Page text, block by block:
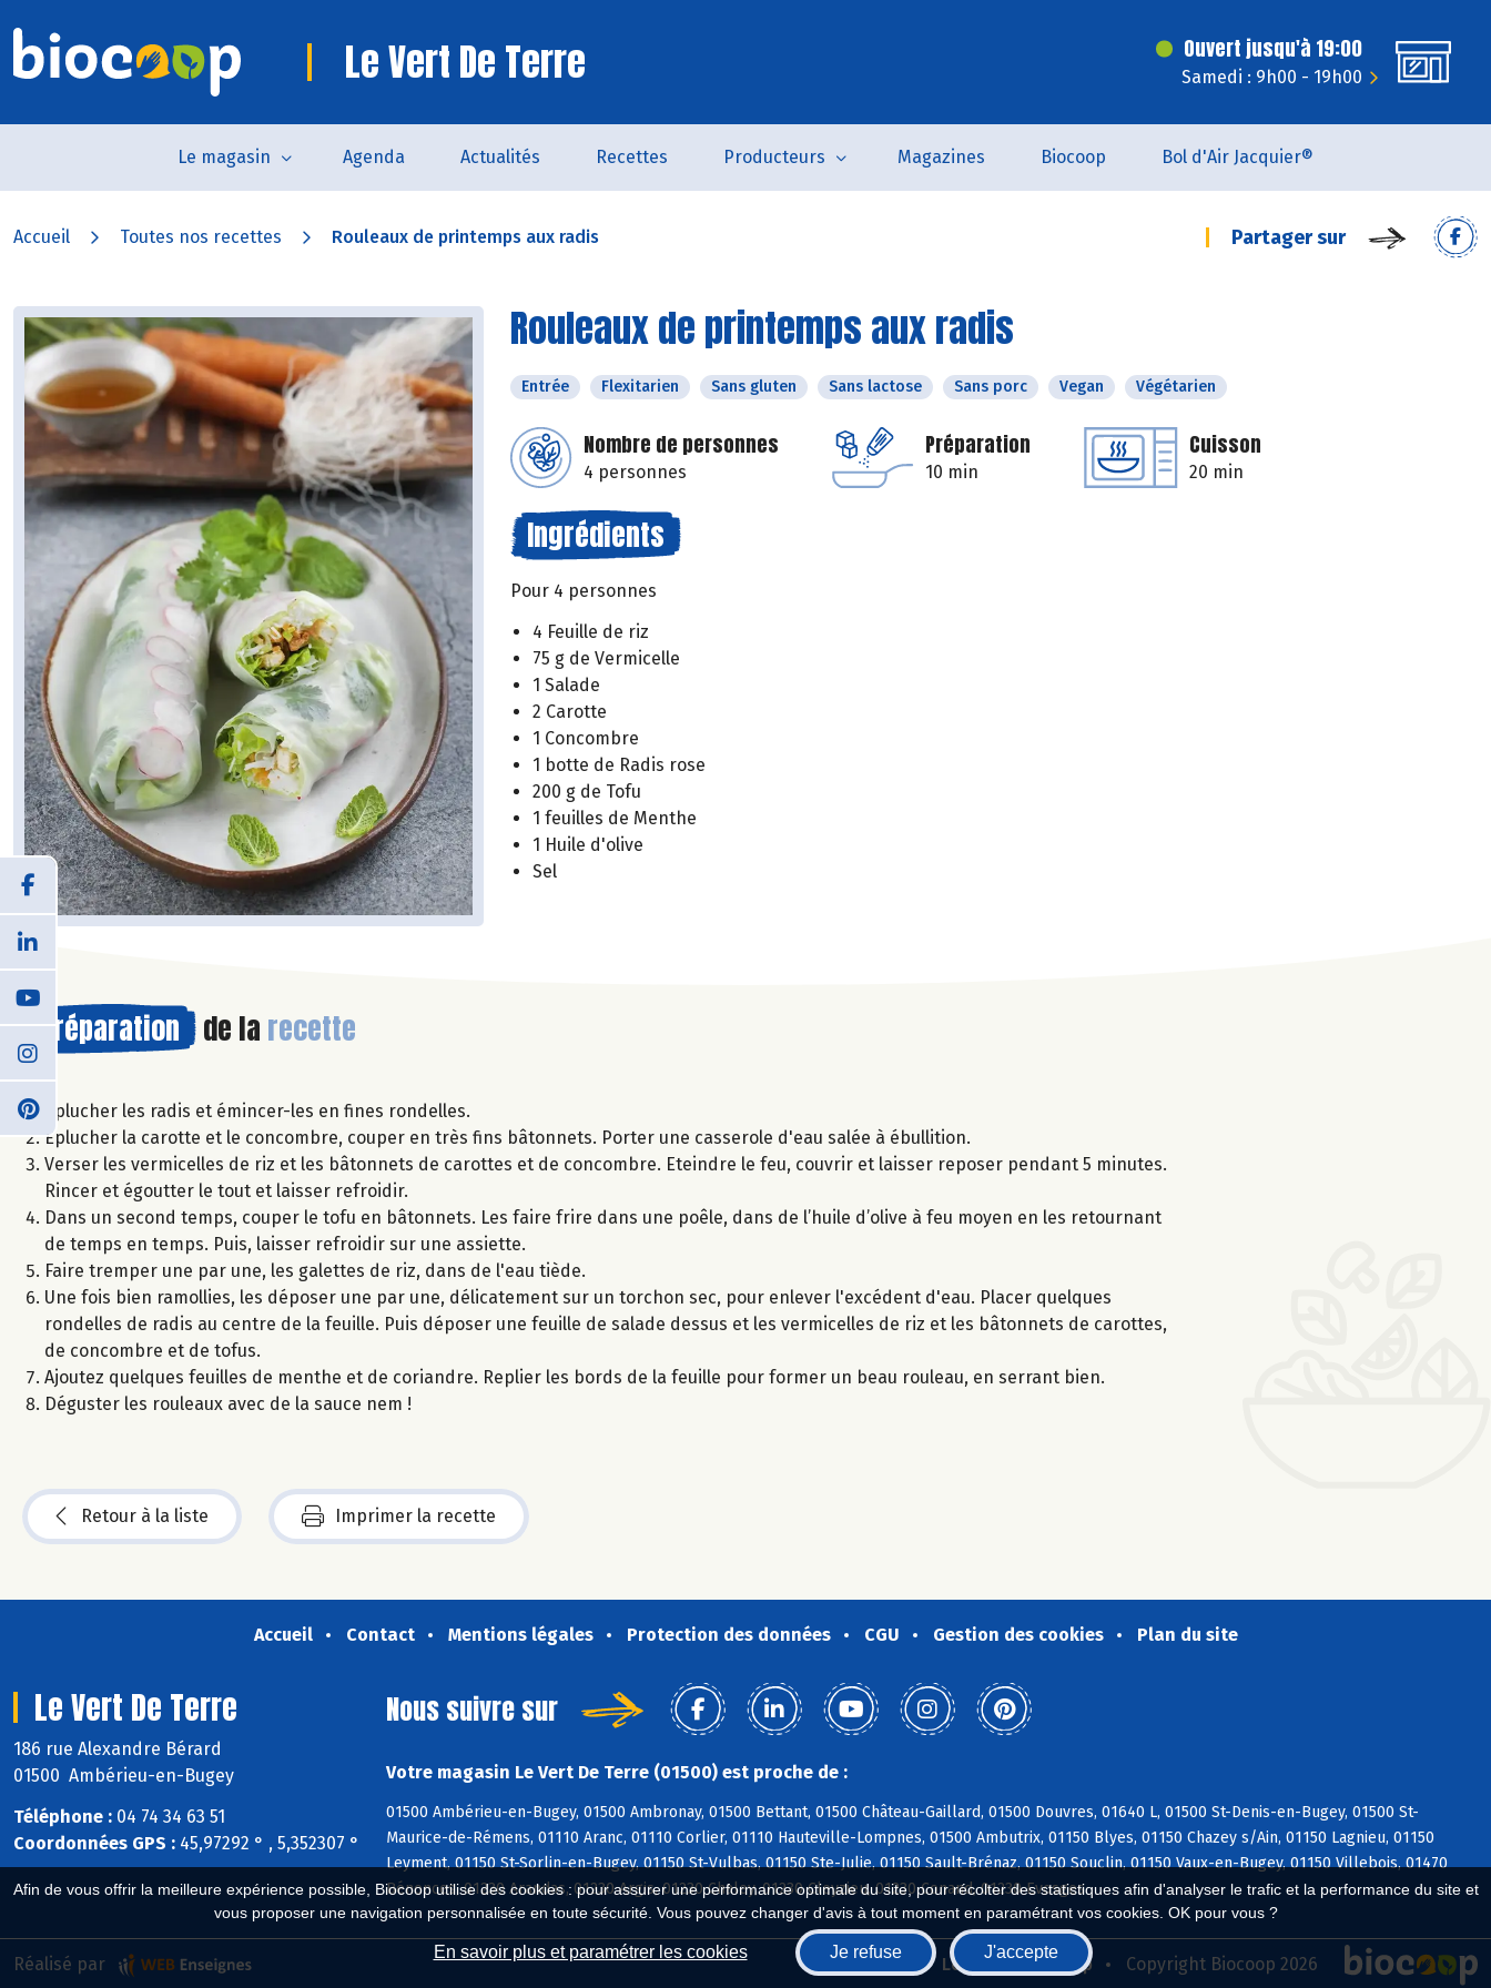
Afin de vous offrir la meilleure expérience possible, Biocoop utilise des cookies : pour assurer une performance optimale du site, pour récolter des statistiques afin d'analyser le trafic et la performance du site et
vous proposer une navigation personnalisée en toute sécurité. Vous pouvez changer d'avis à tout moment en paramétrant vos cookies. OK pour vous ?
En savoir plus et paramétrer les cookies Je refuse J'accepte
Le Vert De Terre Ouvert jusqu'à 19:00
Samedi : 9h00 - 19h00
Le magasin Agenda Actualités Recettes Producteurs Magazines Biocoop Bol d'Air Jacquier®
Accueil Toutes nos recettes Rouleaux de printemps aux radis Partager sur
Rouleaux de printemps aux radis
Entrée Flexitarien Sans gluten Sans lactose Sans porc Vegan Végétarien
Nombre de personnes
4 personnes
Préparation
10 min
Cuisson
20 min
Ingrédients
Pour 4 personnes
4 Feuille de riz
75 g de Vermicelle
1 Salade
2 Carotte
1 Concombre
1 botte de Radis rose
200 g de Tofu
1 feuilles de Menthe
1 Huile d'olive
Sel
Préparation de la recette
Éplucher les radis et émincer-les en fines rondelles.
Éplucher la carotte et le concombre, couper en très fins bâtonnets. Porter une casserole d'eau salée à ébullition.
Verser les vermicelles de riz et les bâtonnets de carottes et de concombre. Eteindre le feu, couvrir et laisser reposer pendant 5 minutes.
Rincer et égoutter le tout et laisser refroidir.
Dans un second temps, couper le tofu en bâtonnets. Les faire frire dans une poêle​, dans​ de l’huile d’olive à feu moyen en les retournant
de temps en temps. Puis, laisser refroidir sur une assiette.
Faire tremper une par une, les galettes de riz, dans de l'eau tiède.
Une fois bien ramollies, les déposer une par une, délicatement sur un torchon sec, pour enlever l'excédent d'eau. Placer quelques
rondelles de radis au centre de la feuille. Puis déposer une feuille de salade dessus et les vermicelles de riz et les bâtonnets de carottes,
de concombre et de tofus.
Ajoutez quelques feuilles de menthe et de coriandre. Replier les bords de la feuille pour former un beau rouleau, en serrant bien.
Déguster les rouleaux avec de la sauce nem !
Retour à la liste Imprimer la recette
Accueil Contact Mentions légales Protection des données CGU Gestion des cookies Plan du site
Le Vert De Terre
186 rue Alexandre Bérard
01500 Ambérieu-en-Bugey
Téléphone : 04 74 34 63 51
Coordonnées GPS : 45,97292 ° , 5,352307 °
Nous suivre sur
Votre magasin Le Vert De Terre (01500) est proche de :
01500 Ambérieu-en-Bugey, 01500 Ambronay, 01500 Bettant, 01500 Château-Gaillard, 01500 Douvres, 01640 L, 01500 St-Denis-en-Bugey, 01500 St-
Maurice-de-Rémens, 01110 Aranc, 01110 Corlier, 01110 Hauteville-Lompnes, 01500 Ambutrix, 01150 Blyes, 01150 Chazey s/Ain, 01150 Lagnieu, 01150
Leyment, 01150 St-Sorlin-en-Bugey, 01150 St-Vulbas, 01150 Ste-Julie, 01150 Sault-Brénaz, 01150 Souclin, 01150 Vaux-en-Bugey, 01150 Villebois, 01470
Bénonces, 01230 Arandas, 01230 Argis, 01230 Chaley, 01230 Cleyzieu, 01230 Conand, 01230 Evosges
Biocoop.fr Le réseau Biocoop Copyright Biocoop 2026
Réalisé par